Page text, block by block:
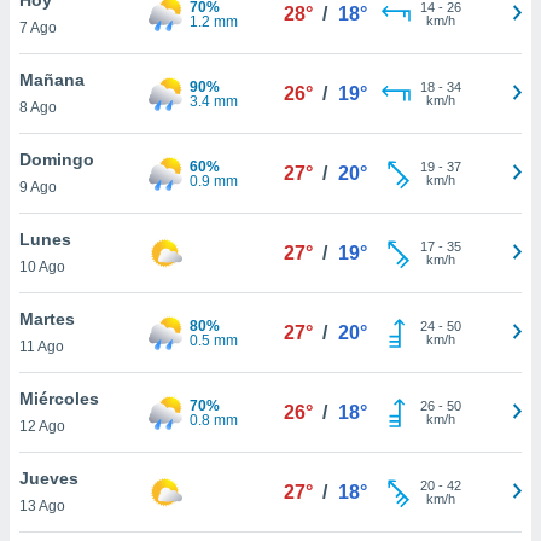
en
más
nuestra
de
cookies
aceptar
7 Ago
70%
1.2 mm
28° / 18° 14- 26
km/h
Mañana
8 Ago
90%
3.4 mm
26° / 19° 18- 34
km/h
Domingo
9 Ago
60%
0.9 mm
27° / 20° 19- 37
km/h
Lunes
10 Ago
27° / 19° 17- 35
km/h
Martes
11 Ago
80%
0.5 mm
27° / 20° 24- 50
km/h
Miércoles
12 Ago
70%
0.8 mm
26° / 18° 26- 50
km/h
Jueves
13 Ago
27° / 18° 20- 42
km/h